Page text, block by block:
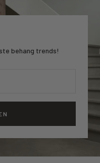
behang trends!